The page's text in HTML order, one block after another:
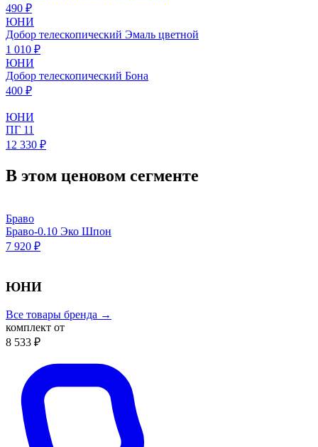
490 ₽
ЮНИ
Добор телескопический Эмаль цветной
1 010 ₽
ЮНИ
Добор телескопический Бона
400 ₽
ЮНИ
ПГ 11
12 330 ₽
В этом ценовом сегменте
Браво
Браво-0.10 Эко Шпон
7 920 ₽
ЮНИ
Все товары бренда →
комплект от
8 533 ₽